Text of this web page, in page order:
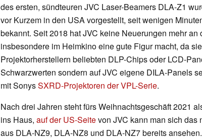
des ersten, sündteuren JVC Laser-Beamers DLA-Z1
vor Kurzem in den USA vorgestellt, seit wenigen
bekannt. Seit 2018 hat JVC keine Neuerungen mehr an
insbesondere im Heimkino eine gute Figur macht, da
Projektorherstellern beliebten DLP-Chips oder LCD-
Schwarzwerten sondern auf JVC eigene DILA-Panels
mit SonysSXRD-Projektoren der VPL-Serie.
Nach drei Jahren steht fürs Weihnachtsgeschäft 2021
ins Haus, auf der US-Seitevon JVC kann man sich das
aus DLA-NZ9, DLA-NZ8 und DLA-NZ7 bereits